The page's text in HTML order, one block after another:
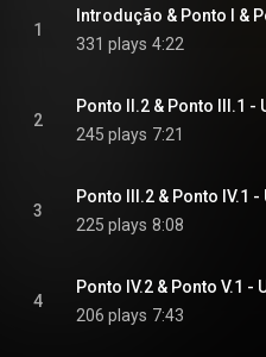
1
331 plays 4:22
2
Ponto II.2 & Ponto III.1 -
245 plays 7:21
3
Ponto III.2 & Ponto IV.1
225 plays 8:08
4
Ponto IV.2 & Ponto V.1 -
206 plays 7:43